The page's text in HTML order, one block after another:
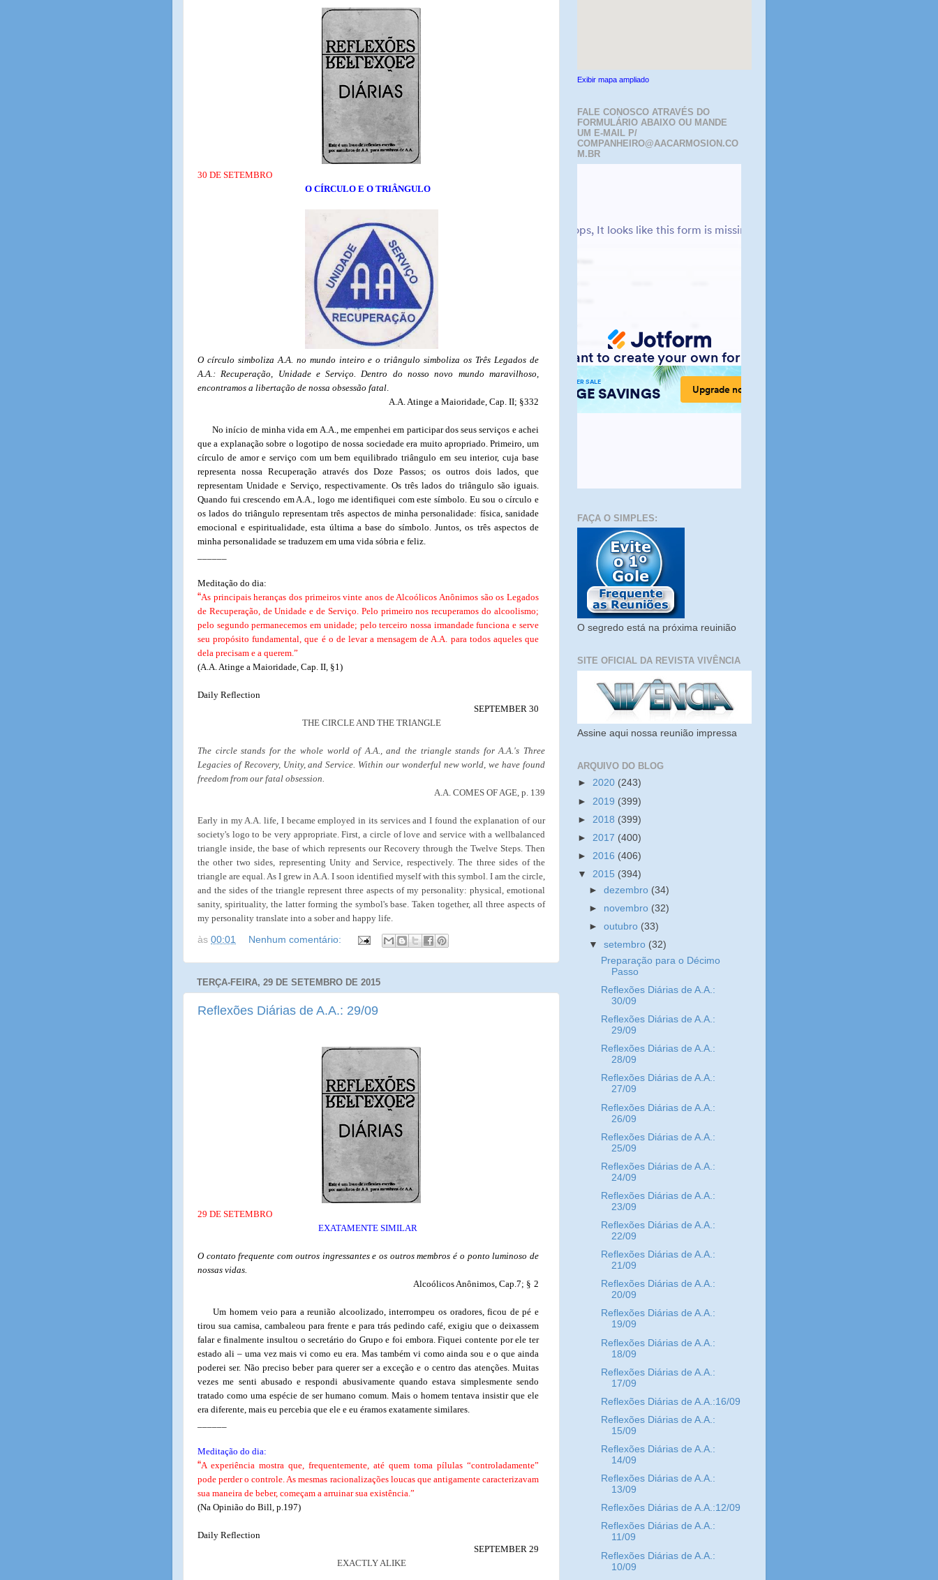
30 DE SETEMBRO
O CÍRCULO E O TRIÂNGULO
O círculo simboliza A.A. no mundo inteiro e o triângulo simboliza os Três Legados de
A.A.: Recuperação, Unidade e Serviço. Dentro do nosso novo mundo maravilhoso,
encontramos a libertação de nossa obsessão fatal
A.A. Atinge a Maioridade, Cap. II; §332
No início de minha vida em A.A., me empenhei em participar dos seus serviços e achei
que a explanação sobre o logotipo de nossa sociedade era muito apropriado. Primeiro, um
círculo de amor e serviço com um bem equilibrado triângulo em seu interior, cuja base
representa nossa Recuperação através dos Doze Passos; os outros dois lados, que
representam Unidade e Serviço, respectivamente. Os três lados do triângulo são iguais.
Quando fui crescendo em A.A., logo me identifiquei com este símbolo. Eu sou o círculo e
os lados do triângulo representam três aspectos de minha personalidade: física, sanidade
emocional e espiritualidade, esta última a base do símbolo. Juntos, os três aspectos de
minha personalidade se traduzem em uma vida sóbria e feliz.
Meditação do dia:
“As principais heranças dos primeiros vinte anos de Alcoólicos Anônimos são os Legados
de Recuperação, de Unidade e de Serviço. Pelo primeiro nos recuperamos do alcoolismo;
pelo segundo permanecemos em unidade; pelo terceiro nossa irmandade funciona e serve
seu propósito fundamental, que é o de levar a mensagem de A.A. para todos aqueles que
dela precisam e a querem.”
(A.A. Atinge a Maioridade, Cap. II, §1)
Daily Reflection
SEPTEMBER 30
THE CIRCLE AND THE TRIANGLE
The circle stands for the whole world of A.A., and the triangle stands for A.A.'s Three
Legacies of Recovery, Unity, and Service. Within our wonderful new world, we have found
freedom from our fatal obsession.
A.A. COMES OF AGE, p. 139
Early in my A.A. life, I became employed in its services and I found the explanation of our
society's logo to be very appropriate. First, a circle of love and service with a wellbalanced
triangle inside, the base of which represents our Recovery through the Twelve Steps. Then
the other two sides, representing Unity and Service, respectively. The three sides of the
triangle are equal. As I grew in A.A. I soon identified myself with this symbol. I am the circle,
and the sides of the triangle represent three aspects of my personality: physical, emotional
sanity, spirituality, the latter forming the symbol's base. Taken together, all three aspects of
my personality translate into a sober and happy life.
às 00:01 Nenhum comentário:
TERÇA-FEIRA, 29 DE SETEMBRO DE 2015
Reflexões Diárias de A.A.: 29/09
29 DE SETEMBRO
EXATAMENTE SIMILAR
O contato frequente com outros ingressantes e os outros membros é o ponto luminoso de
nossas vidas.
Alcoólicos Anônimos, Cap.7; § 2
Um homem veio para a reunião alcoolizado, interrompeu os oradores, ficou de pé e
tirou sua camisa, cambaleou para frente e para trás pedindo café, exigiu que o deixassem
falar e finalmente insultou o secretário do Grupo e foi embora. Fiquei contente por ele ter
estado ali – uma vez mais vi como eu era. Mas também vi como ainda sou e o que ainda
poderei ser. Não preciso beber para querer ser a exceção e o centro das atenções. Muitas
vezes me senti abusado e respondi abusivamente quando estava simplesmente sendo
tratado como uma espécie de ser humano comum. Mais o homem tentava insistir que ele
era diferente, mais eu percebia que ele e eu éramos exatamente similares.
Meditação do dia:
“A experiência mostra que, frequentemente, até quem toma pílulas “controladamente”
pode perder o controle. As mesmas racionalizações loucas que antigamente caracterizavam
sua maneira de beber, começam a arruinar sua existência.”
(Na Opinião do Bill, p.197)
Daily Reflection
SEPTEMBER 29
EXACTLY ALIKE
Exibir mapa ampliado
FALE CONOSCO ATRAVÉS DO
FORMULÁRIO ABAIXO OU MANDE
UM E-MAIL P/
COMPANHEIRO@AACARMOSION.CO
M.BR
FAÇA O SIMPLES:
O segredo está na próxima reuinião
SITE OFICIAL DA REVISTA VIVÊNCIA
Assine aqui nossa reunião impressa
ARQUIVO DO BLOG
► 2020 (243)
► 2019 (399)
► 2018 (399)
► 2017 (400)
► 2016 (406)
▼ 2015 (394)
►dezembro (34)
► novembro (32)
►outubro (33)
▼setembro (32)
Preparação para o Décimo
Passo
Reflexões Diárias de A.A.:
30/09
Reflexões Diárias de A.A.:
29/09
Reflexões Diárias de A.A.:
28/09
Reflexões Diárias de A.A.:
27/09
Reflexões Diárias de A.A.:
26/09
Reflexões Diárias de A.A.:
25/09
Reflexões Diárias de A.A.:
24/09
Reflexões Diárias de A.A.:
23/09
Reflexões Diárias de A.A.:
22/09
Reflexões Diárias de A.A.:
21/09
Reflexões Diárias de A.A.:
20/09
Reflexões Diárias de A.A.:
19/09
Reflexões Diárias de A.A.:
18/09
Reflexões Diárias de A.A.:
17/09
Reflexões Diárias de A.A.:16/09
Reflexões Diárias de A.A.:
15/09
Reflexões Diárias de A.A.:
14/09
Reflexões Diárias de A.A.:
13/09
Reflexões Diárias de A.A.:12/09
Reflexões Diárias de A.A.:
11/09
Reflexões Diárias de A.A.:
10/09